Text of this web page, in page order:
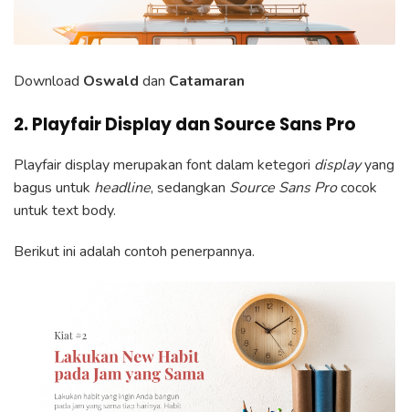
Download Oswald dan Catamaran
2. Playfair Display dan Source Sans Pro
Playfair display merupakan font dalam ketegori displayyang
bagus untuk headline, sedangkan Source Sans Prococok
untuk text body.
Berikut ini adalah contoh penerpannya.